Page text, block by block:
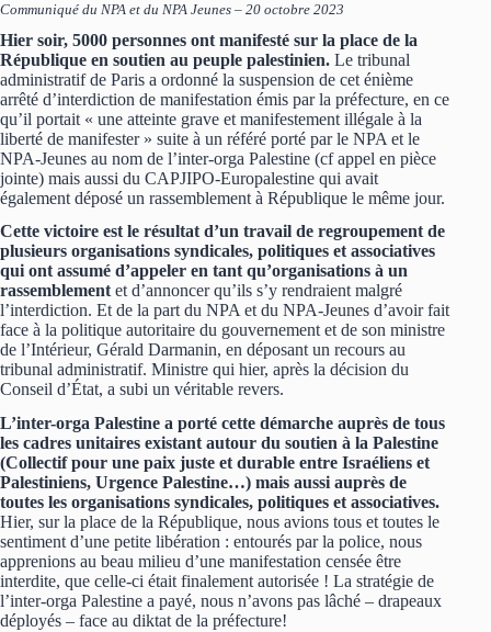
Communiqué du NPA et du NPA Jeunes – 20 octobre 2023
Hier soir, 5000 personnes ont manifesté sur la place de la
République en soutien au peuple palestinien. Le tribunal
administratif de Paris a ordonné la suspension de cet énième
arrêté d’interdiction de manifestation émis par la préfecture, en ce
qu’il portait « une atteinte grave et manifestement illégale à la
liberté de manifester » suite à un référé porté par le NPA et le
NPA-Jeunes au nom de l’inter-orga Palestine (cf appel en pièce
jointe) mais aussi du CAPJIPO-Europalestine qui avait
également déposé un rassemblement à République le même jour.
Cette victoire est le résultat d’un travail de regroupement de
plusieurs organisations syndicales, politiques et associatives
qui ont assumé d’appeler en tant qu’organisations à un
rassemblement et d’annoncer qu’ils s’y rendraient malgré
l’interdiction. Et de la part du NPA et du NPA-Jeunes d’avoir fait
face à la politique autoritaire du gouvernement et de son ministre
de l’Intérieur, Gérald Darmanin, en déposant un recours au
tribunal administratif. Ministre qui hier, après la décision du
Conseil d’État, a subi un véritable revers.
L’inter-orga Palestine a porté cette démarche auprès de tous
les cadres unitaires existant autour du soutien à la Palestine
(Collectif pour une paix juste et durable entre Israéliens et
Palestiniens, Urgence Palestine…) mais aussi auprès de
toutes les organisations syndicales, politiques et associatives.
Hier, sur la place de la République, nous avions tous et toutes le
sentiment d’une petite libération : entourés par la police, nous
apprenions au beau milieu d’une manifestation censée être
interdite, que celle-ci était finalement autorisée ! La stratégie de
l’inter-orga Palestine a payé, nous n’avons pas lâché – drapeaux
déployés – face au diktat de la préfecture!